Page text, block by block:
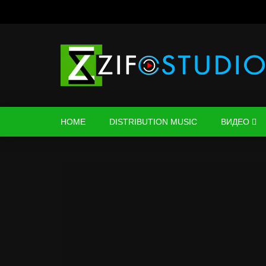
HOME DISTRIBUTION MUSIC ВИДЕО